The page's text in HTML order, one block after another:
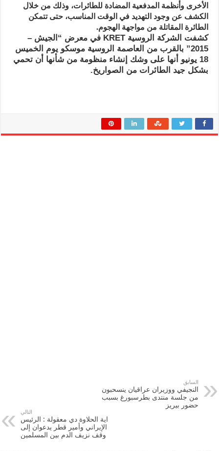
الأخرى وأنظمة المدفعية المضادة للطائرات، وذلك من خلال
الكشف عن وجود التهديد في الوقت المناسب، حتى تتمكن
الطائرة المقاتلة من مواجهة الهجوم.
كشفت الشركة الروسية KRET في معرض “الجيش –
2015” بالقرب من العاصمة الروسية موسكو يوم الخميس
18 يونيو أنها على وشك إنشاء منظومة من شأنها أن تحمي
بشكل جيد الطائرات من الصواريخ.
السابق
النجيفي ووزيران عراقيان ينسحبون
من جلسة منتدى بطرسبورغ بسبب
حضور بيريز
التالي
اية الحلاوة دي معقولة : الرئيس
الإيراني وأمير قطر يدعوان إلى
وقف نزيف الدم بين المسلمين